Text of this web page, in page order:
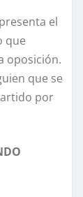
el
que
oposición.
que se
por